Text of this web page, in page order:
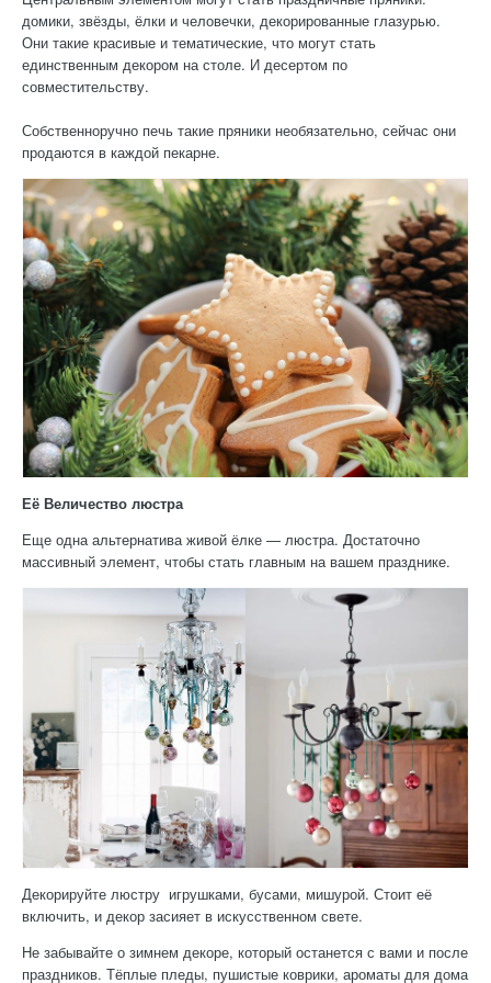
домики, звёзды, ёлки и человечки, декорированные глазурью.
Они такие красивые и тематические, что могут стать
единственным декором на столе. И десертом по
совместительству.
Собственноручно печь такие пряники необязательно, сейчас они
продаются в каждой пекарне.
Её Величество люстра
Еще одна альтернатива живой ёлке — люстра. Достаточно
массивный элемент, чтобы стать главным на вашем празднике.
Декорируйте люстру игрушками, бусами, мишурой. Стоит её
включить, и декор засияет в искусственном свете.
Не забывайте о зимнем декоре, который останется с вами и после
праздников. Тёплые пледы, пушистые коврики, ароматы для дома